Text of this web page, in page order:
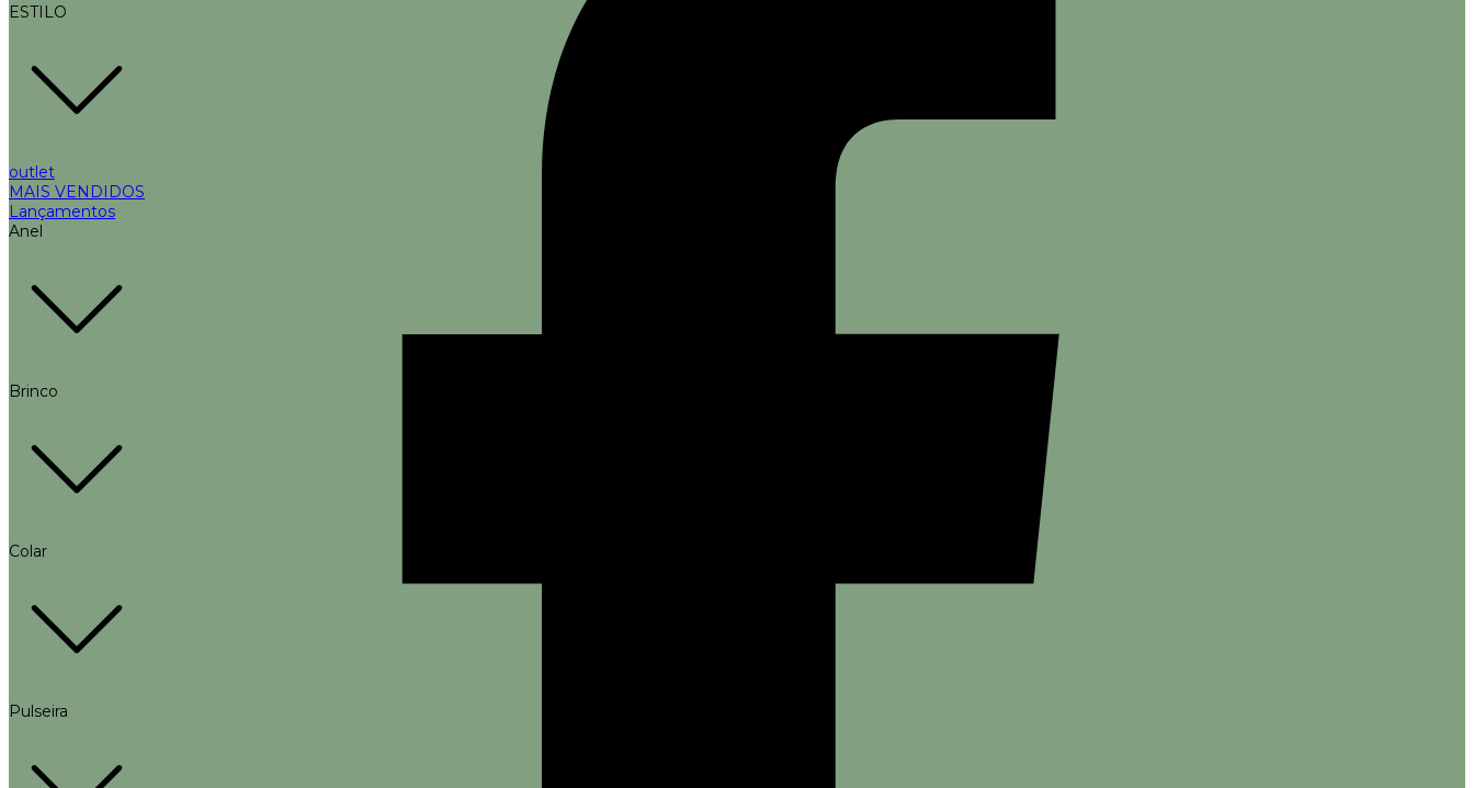
ESTILO
outlet
MAIS VENDIDOS
Lançamentos
Anel
Brinco
Colar
Pulseira